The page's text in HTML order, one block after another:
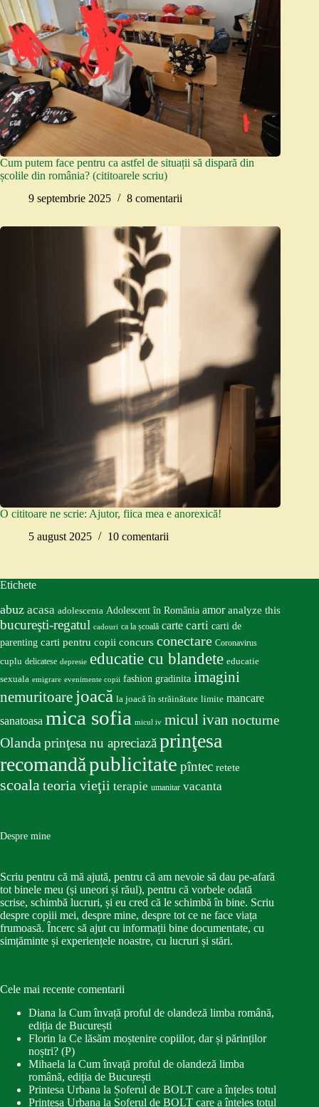
Cum putem face pentru ca astfel de situații să dispară din
școlile din românia? (cititoarele scriu)
9 septembrie 2025
8 comentarii
O cititoare ne scrie: Ajutor, fiica mea e anorexică!
5 august 2025
10 comentarii
Etichete
abuz acasa adolescenta Adolescent în România amor analyze this
bucureşti-regatul cadouri ca la școală carte carti carti de
parenting carti pentru copii concurs conectare Coronavirus
cuplu delicatese depresie educatie cu blandete educatie
sexuala emigrare evenimente copii fashion gradinita imagini
nemuritoare joacă la joacă în străinătate limite mancare
sanatoasa mica sofia micul iv micul ivan nocturne
Olandaprinţesa nu apreciazăprinţesa
recomandăpublicitate pîntec retete
scoalateoria vieţii terapie umanitar vacanta
Despre mine
Scriu pentru că mă ajută, pentru că am nevoie să dau pe-afară
tot binele meu (și uneori și răul), pentru că vorbele odată
scrise, schimbă lucruri, și eu cred că le schimbă în bine. Scriu
despre copiii mei, despre mine, despre tot ce ne face viața
frumoasă. Încerc să ajut cu informații bine documentate, cu
simțăminte și experiențele noastre, cu lucruri și stări.
Cele mai recente comentarii
Diana la Cum învață proful de olandeză limba română,
ediția de București
Florin la Ce lăsăm moștenire copiilor, dar și părinților
noștri? (P)
Mihaela la Cum învață proful de olandeză limba
română, ediția de București
Printesa Urbana la Șoferul de BOLT care a înțeles totul
Printesa Urbana la Șoferul de BOLT care a înțeles totul